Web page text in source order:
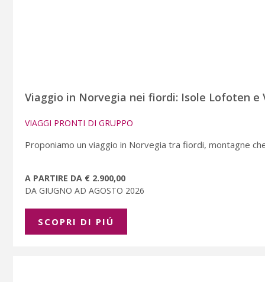
Viaggio in Norvegia nei fiordi: Isole Lofoten e
VIAGGI PRONTI DI GRUPPO
Proponiamo un viaggio in Norvegia tra fiordi, montagne
A PARTIRE DA € 2.900,00
DA GIUGNO AD AGOSTO 2026
SCOPRI DI PIÚ